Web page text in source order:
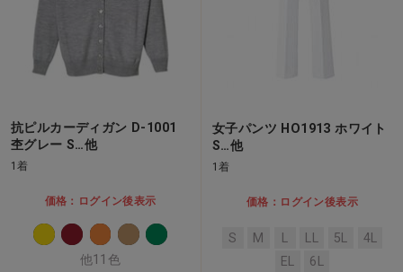
抗ピルカーディガン D-1001
杢グレー S…他
1着
価格：ログイン後表示
他11色
女子パンツ HO1913 ホワイト
S…他
1着
価格：ログイン後表示
S M 5L
4L
EL
6L